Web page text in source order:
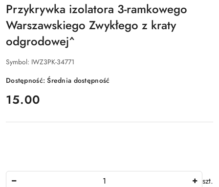
Przykrywka izolatora 3-ramkowego
Warszawskiego Zwykłego z kraty
odgrodowej^
Symbol: IWZ3PK-34771
Dostępność:Średnia dostępność
cena:
15.00
szt.